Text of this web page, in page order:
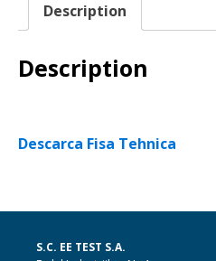
Description
Description
Descarca Fisa Tehnica
S.C. EE TEST S.A.